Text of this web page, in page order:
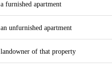
a furnished apartment
an unfurnished apartment
landowner of that property